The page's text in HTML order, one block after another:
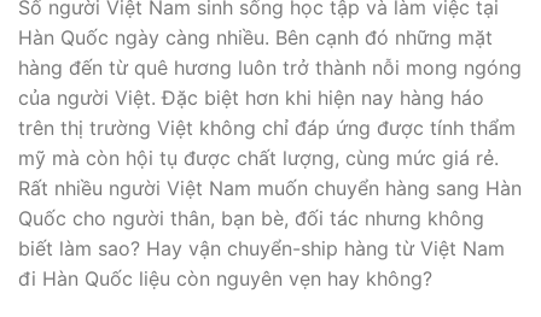
Số người Việt Nam sinh sống học tập và làm việc tại
Hàn Quốc ngày càng nhiều. Bên cạnh đó những mặt
hàng đến từ quê hương luôn trở thành nỗi mong ngóng
của người Việt. Đặc biệt hơn khi hiện nay hàng háo
trên thị trường Việt không chỉ đáp ứng được tính thẩm
mỹ mà còn hội tụ được chất lượng, cùng mức giá rẻ.
Rất nhiều người Việt Nam muốn chuyển hàng sang Hàn
Quốc cho người thân, bạn bè, đối tác nhưng không
biết làm sao? Hay vận chuyển-ship hàng từ Việt Nam
đi Hàn Quốc liệu còn nguyên vẹn hay không?